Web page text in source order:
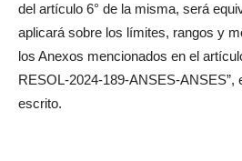
del artículo 6° de la misma, será
aplicará sobre los límites, rangos y
los Anexos mencionados en el
RESOL-2024-189-ANSES-ANSES”,
escrito.